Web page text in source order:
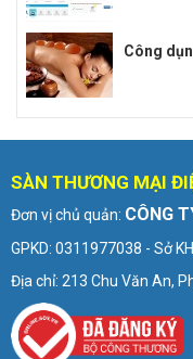
Công
SÀN THƯƠNG MẠI
Đơn vị chủ quản: CÔNG
GPKD: 0311977038 - Sở
Địa chỉ: 213 Chu Văn An,